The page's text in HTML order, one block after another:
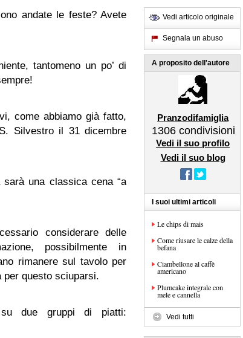
andate le feste? Avete
tantomeno un po’ di
come abbiamo già fatto,
Silvestro il 31 dicembre
sarà una classica cena “a
considerare delle
possibilmente in
rimanere sul tavolo per
per questo sciuparsi.
due gruppi di piatti:
Vedi articolo originale
Segnala un abuso
A proposito dell'autore
Pranzodifamiglia
1306 condivisioni
Vedi il suo profilo
Vedi il suo blog
I suoi ultimi articoli
Le chips di mais
Come riusare le calze della
befana
Ciambellone al caffè
americano
Plumcake integrale con
mele e cannella
Vedi tutti